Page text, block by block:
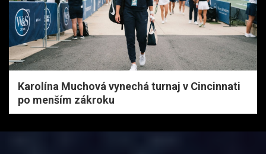
Karolína Muchová vynechá turnaj v Cincinnati
po menším zákroku